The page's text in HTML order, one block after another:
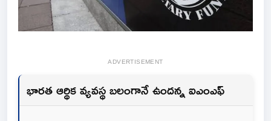
ADVERTISEMENT
భారత ఆర్థిక వ్యవస్థ బలంగానే ఉందన్న ఐఎంఎఫ్‌